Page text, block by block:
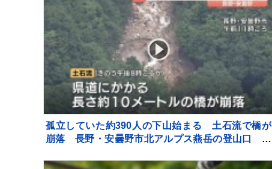
孤立していた約390人の下山始まる 土石流で橋が
崩落 長野・安曇野市北アルプス燕岳の登山口 土
供給出来ず